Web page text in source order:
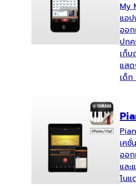
My
แอ
ออ
ปกค
เก็บ
แส
เด็ก
เค
ออ
และ
โน